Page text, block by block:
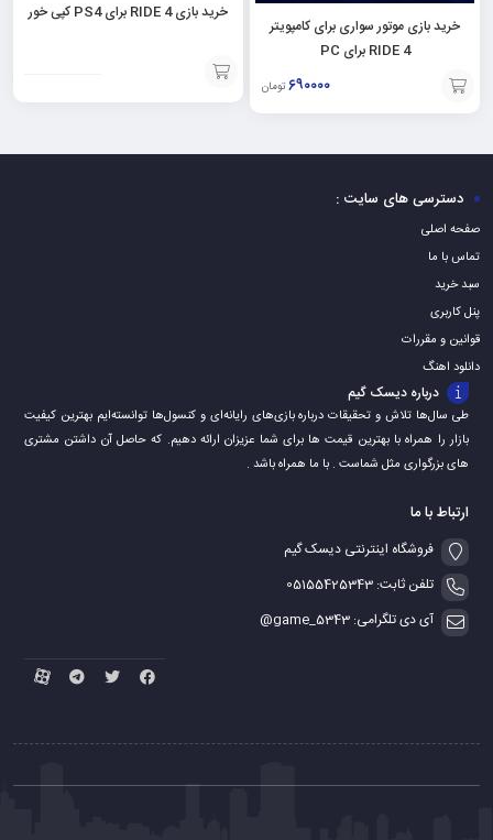
خرید بازی موتور سواری برای کامپویتر
RIDE 4 برای PC
۶۹۰۰۰۰ تومان
افزودن
به
خرید بازی RIDE 4 برای PS4 کپی خور
افزودن
دسترسی های سایت :
صفحه اصلی
تماس با ما
سبد خرید
پنل کاربری
قوانین و مقررات
دانلود اهنگ
درباره دیسک گیم
طی سال‌ها تلاش و تحقیقات درباره بازی‌های رایانه‌ای و کنسول‌ها توانسته‌ایم بهترین کیفیت
بازار را همراه با بهترین قیمت ها برای شما عزیزان ارائه دهیم. که حاصل آن داشتن مشتری
های بزرگواری مثل شماست . با ما همراه باشد .
ارتباط با ما
فروشگاه اینترنتی دیسک گیم
تلفن ثابت: 05155425343
آی دی تلگرامی: game_5343@